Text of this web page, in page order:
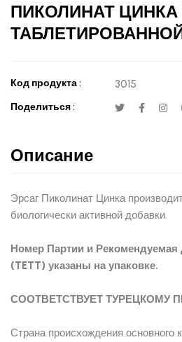
ПИКОЛИНАТ ЦИНКА
Код продукта : 3015
Поделиться :
Описание
Эрсаг Пиколинат Цинка
биологически активной добавки.
Номер Партии и Рекомендуемая
(TETT) указаны на упаковке.
СООТВЕТСТВУЕТ ТУРЕЦКОМУ
Страна происхождения основного